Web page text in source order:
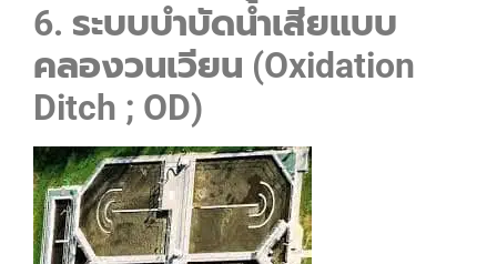
6. ระบบบำบัดน้ำเสียแบบ
คลองวนเวียน (Oxidation
Ditch ; OD)